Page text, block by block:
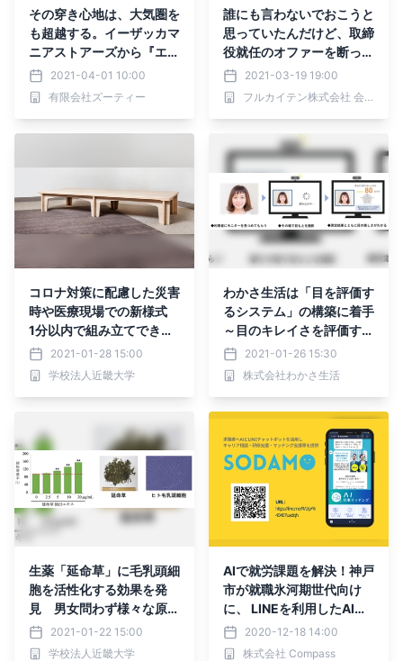
その穿き心地は、大気圏を
も超越する。イーザッカマ
ニアストアーズから『エア
パンツ 昇天ヘヴン』が新
登場！
2021-04-01 10:00
有限会社ズーティー
誰にも言わないでおこうと
思っていたんだけど、取締
役就任のオファーを断った
ら社長に「さぶいな」と斬
られた
2021-03-19 19:00
フルカイテン株式会社 会社紹介
コロナ対策に配慮した災害
時や医療現場での新様式
1分以内で組み立てできる
「超軽量簡易ベッド」を開
発
2021-01-28 15:00
学校法人近畿大学
わかさ生活は「目を評価す
るシステム」の構築に着手
～目のキレイさを評価する
アプリケーションの開発を
開始～
2021-01-26 15:30
株式会社わかさ生活
生薬「延命草」に毛乳頭細
胞を活性化する効果を発
見 男女問わず様々な原因
による薄毛に効果のある育
毛剤の開発に期待
2021-01-22 15:00
学校法人近畿大学
AIで就労課題を解決！神戸
市が就職氷河期世代向け
に、 LINEを利用したAI就
職マッチングサービスをス
タート
2020-12-18 14:00
株式会社 Compass